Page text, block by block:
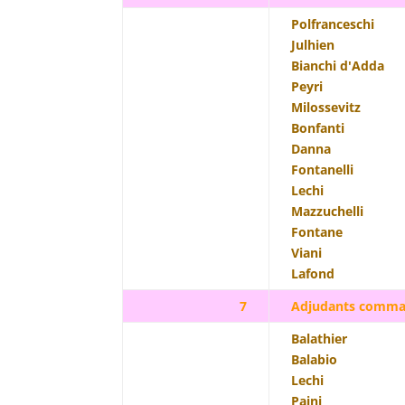
Polfranceschi
Julhien
Bianchi d'Adda
Peyri
Milossevitz
Bonfanti
Danna
Fontanelli
Lechi
Mazzuchelli
Fontane
Viani
Lafond
7
Adjudants
Balathier
Balabio
Lechi
Paini